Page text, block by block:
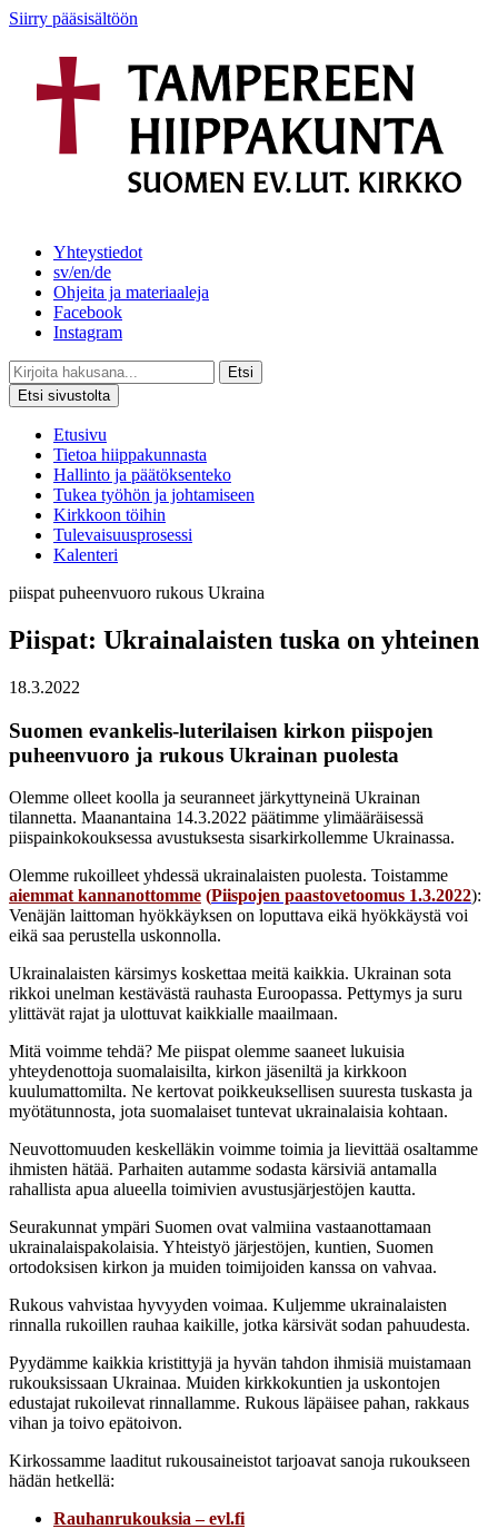
Siirry pääsisältöön
Yhteystiedot
sv/en/de
Ohjeita ja materiaaleja
Facebook
Instagram
Etsi
Etsi sivustolta
Etusivu
Tietoa hiippakunnasta
Hallinto ja päätöksenteko
Tukea työhön ja johtamiseen
Kirkkoon töihin
Tulevaisuusprosessi
Kalenteri
piispat puheenvuoro rukous Ukraina
Piispat: Ukrainalaisten tuska on yhteinen
18.3.2022
Suomen evankelis-luterilaisen kirkon piispojen
puheenvuoro ja rukous Ukrainan puolesta
Olemme olleet koolla ja seuranneet järkyttyneinä Ukrainan
tilannetta. Maanantaina 14.3.2022 päätimme ylimääräisessä
piispainkokouksessa avustuksesta sisarkirkollemme Ukrainassa.
Olemme rukoilleet yhdessä ukrainalaisten puolesta. Toistamme
aiemmat kannanottomme (Piispojen paastovetoomus 1.3.2022):
Venäjän laittoman hyökkäyksen on loputtava eikä hyökkäystä voi
eikä saa perustella uskonnolla.
Ukrainalaisten kärsimys koskettaa meitä kaikkia. Ukrainan sota
rikkoi unelman kestävästä rauhasta Euroopassa. Pettymys ja suru
ylittävät rajat ja ulottuvat kaikkialle maailmaan.
Mitä voimme tehdä? Me piispat olemme saaneet lukuisia
yhteydenottoja suomalaisilta, kirkon jäseniltä ja kirkkoon
kuulumattomilta. Ne kertovat poikkeuksellisen suuresta tuskasta ja
myötätunnosta, jota suomalaiset tuntevat ukrainalaisia kohtaan.
Neuvottomuuden keskelläkin voimme toimia ja lievittää osaltamme
ihmisten hätää. Parhaiten autamme sodasta kärsiviä antamalla
rahallista apua alueella toimivien avustusjärjestöjen kautta.
Seurakunnat ympäri Suomen ovat valmiina vastaanottamaan
ukrainalaispakolaisia. Yhteistyö järjestöjen, kuntien, Suomen
ortodoksisen kirkon ja muiden toimijoiden kanssa on vahvaa.
Rukous vahvistaa hyvyyden voimaa. Kuljemme ukrainalaisten
rinnalla rukoillen rauhaa kaikille, jotka kärsivät sodan pahuudesta.
Pyydämme kaikkia kristittyjä ja hyvän tahdon ihmisiä muistamaan
rukouksissaan Ukrainaa. Muiden kirkkokuntien ja uskontojen
edustajat rukoilevat rinnallamme. Rukous läpäisee pahan, rakkaus
vihan ja toivo epätoivon.
Kirkossamme laaditut rukousaineistot tarjoavat sanoja rukoukseen
hädän hetkellä:
Rauhanrukouksia – evl.fi